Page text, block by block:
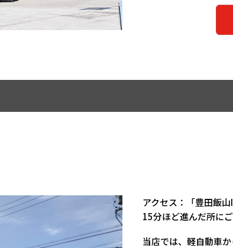
アクセス：「豊田飯
15分ほど進んだ所にご
当店では、軽自動車